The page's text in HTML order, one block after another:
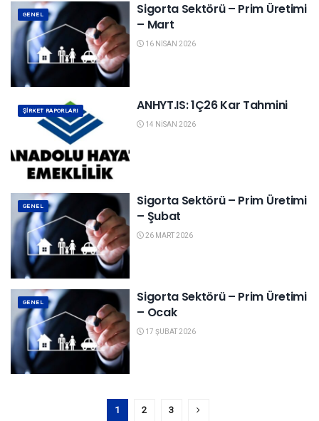
GENEL
Sigorta Sektörü – Prim Üretimi
– Mart
16 NISAN 2026
ŞIRKET RAPORLARI ANHYT.IS: 1Ç26 Kar Tahmini
14 NISAN 2026
GENEL
Sigorta Sektörü – Prim Üretimi
– Şubat
26 MART 2026
GENEL
Sigorta Sektörü – Prim Üretimi
– Ocak
17 ŞUBAT 2026
1 2 3